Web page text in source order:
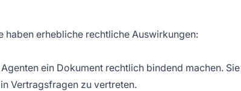
haben erhebliche rechtliche Auswirkungen:
ein Dokument rechtlich bindend machen. Sie
Vertragsfragen zu vertreten.